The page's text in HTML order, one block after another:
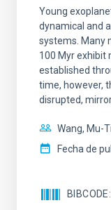
Young
dynamical and
systems. Many
100 Myr exhibit
established
time, however,
disrupted,
Wang, Mu-
Fecha de
BIBCODE